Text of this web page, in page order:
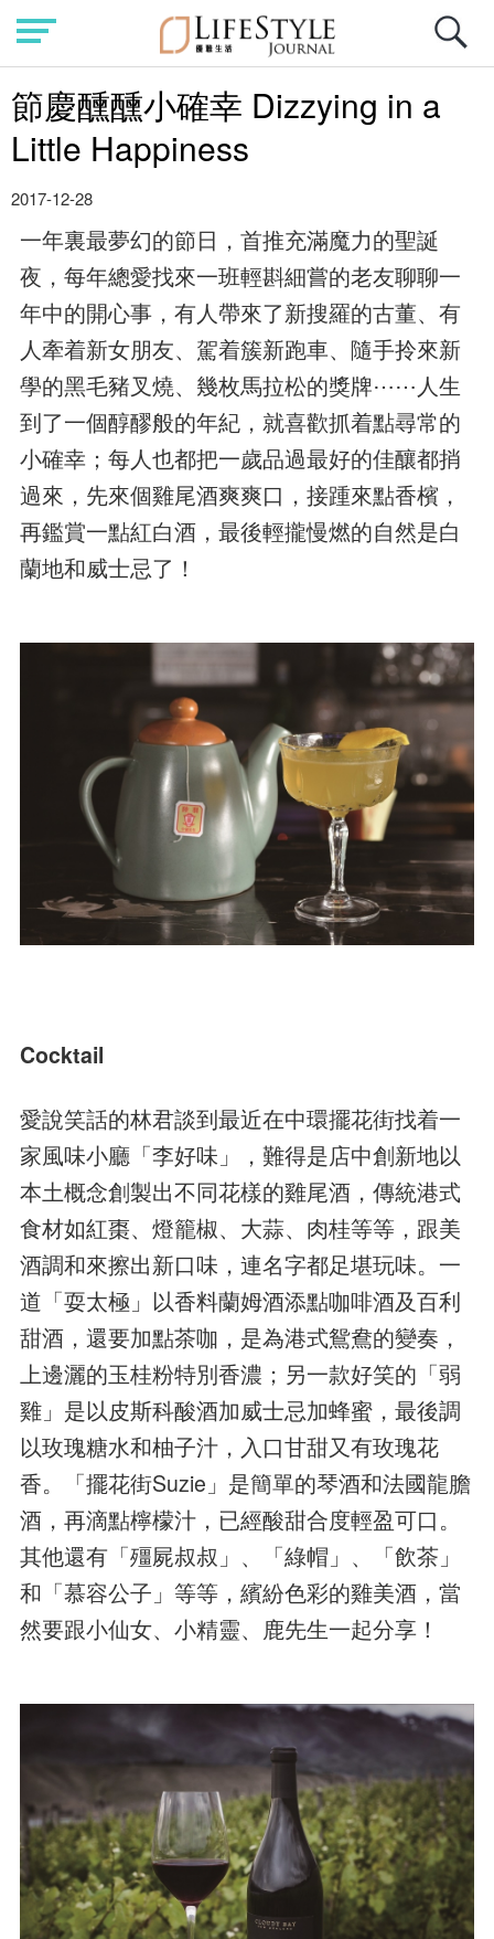
節慶醺醺小確幸 Dizzying in a
Little Happiness
2017-12-28
一年裏最夢幻的節日，首推充滿魔力的聖誕
夜，每年總愛找來一班輕斟細嘗的老友聊聊一
年中的開心事，有人帶來了新搜羅的古董、有
人牽着新女朋友、駕着簇新跑車、隨手拎來新
學的黑毛豬叉燒、幾枚馬拉松的獎牌⋯⋯人生
到了一個醇醪般的年紀，就喜歡抓着點尋常的
小確幸；每人也都把一歲品過最好的佳釀都捎
過來，先來個雞尾酒爽爽口，接踵來點香檳，
再鑑賞一點紅白酒，最後輕攏慢燃的自然是白
蘭地和威士忌了！
Cocktail
愛說笑話的林君談到最近在中環擺花街找着一
家風味小廳「李好味」，難得是店中創新地以
本土概念創製出不同花樣的雞尾酒，傳統港式
食材如紅棗、燈籠椒、大蒜、肉桂等等，跟美
酒調和來擦出新口味，連名字都足堪玩味。一
道「耍太極」以香料蘭姆酒添點咖啡酒及百利
甜酒，還要加點茶咖，是為港式鴛鴦的變奏，
上邊灑的玉桂粉特別香濃；另一款好笑的「弱
雞」是以皮斯科酸酒加威士忌加蜂蜜，最後調
以玫瑰糖水和柚子汁，入口甘甜又有玫瑰花
香。「擺花街Suzie」是簡單的琴酒和法國龍膽
酒，再滴點檸檬汁，已經酸甜合度輕盈可口。
其他還有「殭屍叔叔」、「綠帽」、「飲茶」
和「慕容公子」等等，繽紛色彩的雞美酒，當
然要跟小仙女、小精靈、鹿先生一起分享！